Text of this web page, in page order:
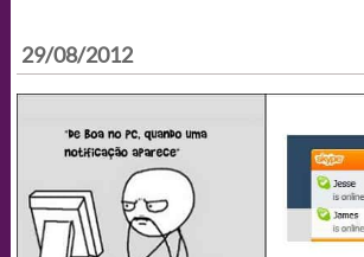
29/08/2012